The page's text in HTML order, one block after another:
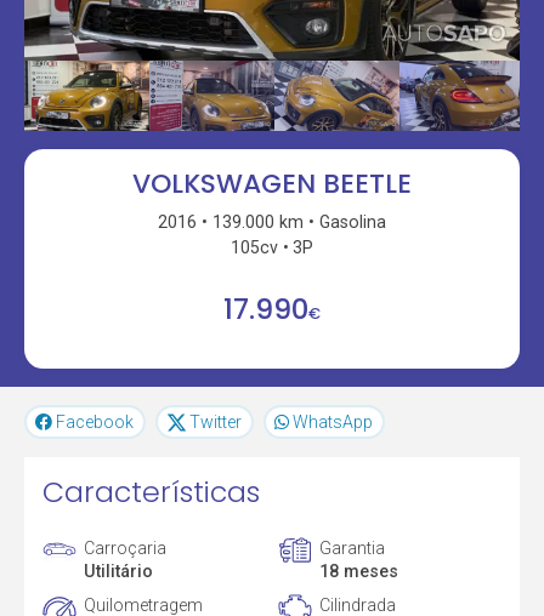
VOLKSWAGEN BEETLE
2016 139.000 km
Gasolina
105cv
3P
17.990€
Facebook Twitter WhatsApp
Características
Carroçaria
Utilitário
Garantia
18 meses
Quilometragem
Cilindrada